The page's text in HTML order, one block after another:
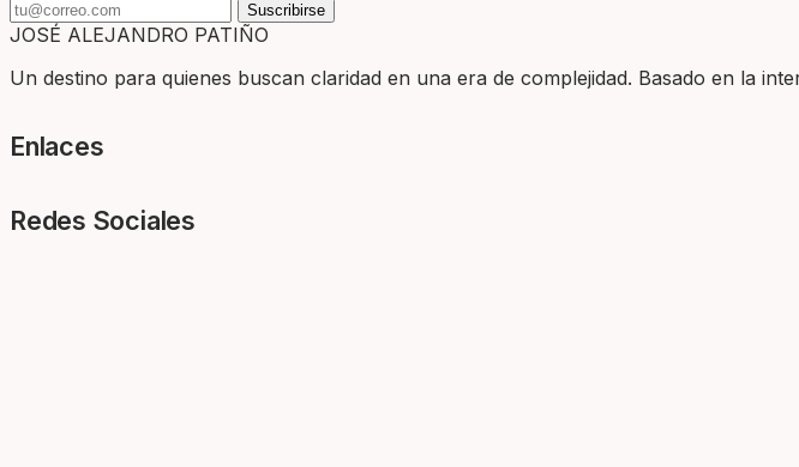
Suscribirse
JOSÉ ALEJANDRO PATIÑO
Un destino para quienes buscan claridad en una era de complejidad. Basado en la
Enlaces
Redes Sociales